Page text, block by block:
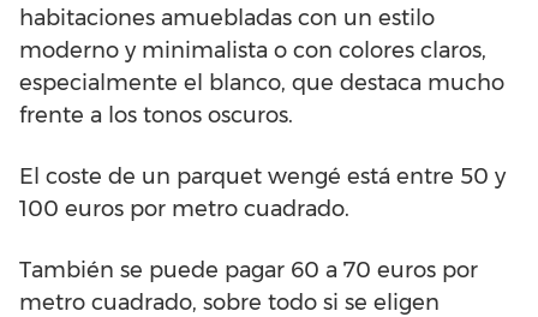
habitaciones amuebladas con un estilo
moderno y minimalista o con colores claros,
especialmente el blanco, que destaca mucho
frente a los tonos oscuros.
El coste de un parquet wengé está entre 50 y
100 euros por metro cuadrado.
También se puede pagar 60 a 70 euros por
metro cuadrado, sobre todo si se eligen